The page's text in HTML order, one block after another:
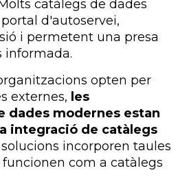
catàlegs de dades
d'autoservei,
i permetent una presa
informada.
opten per
externes, les
dades modernes estan
integració de catàlegs
incorporen taules
com a catàlegs